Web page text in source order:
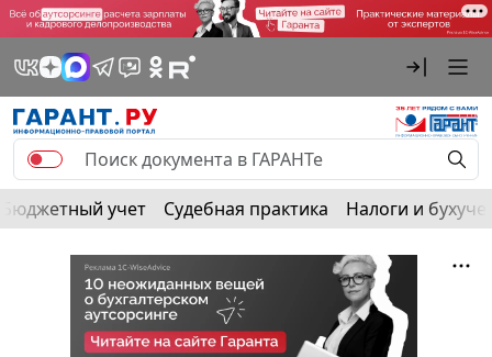
Бюджетный учет Судебная практика Налоги и